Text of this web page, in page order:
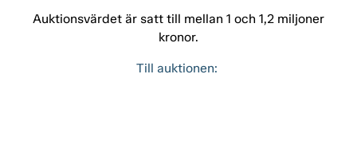
Auktionsvärdet är satt till mellan 1 och 1,2 miljoner
kronor.
Till auktionen: